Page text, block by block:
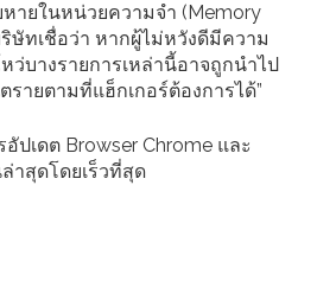
หายในหน่วยความจำ (Memory
ษัทเชื่อว่า หากผู้ไม่หวังดีมีความ
ว่บางรายการเหล่านี้อาจถูกนำไป
ายตามที่แฮ็กเกอร์ต้องการได้”
ปเดต Browser Chrome และ
าสุดโดยเร็วที่สุด